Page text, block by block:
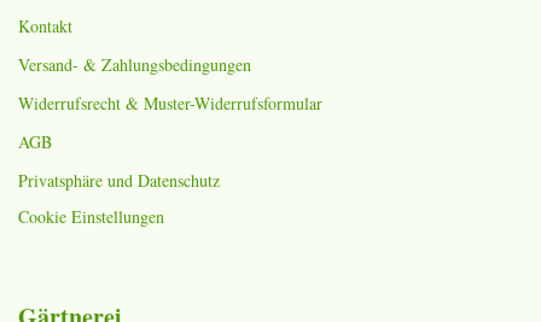
Kontakt
Versand- & Zahlungsbedingungen
Widerrufsrecht & Muster-Widerrufsformular
AGB
Privatsphäre und Datenschutz
Cookie Einstellungen